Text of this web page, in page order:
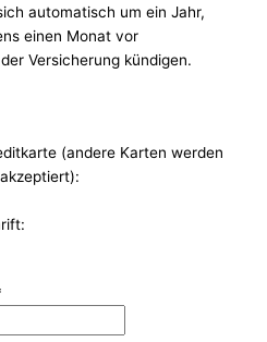
automatisch um ein Jahr,
einen Monat vor
Versicherung kündigen.
(andere Karten werden